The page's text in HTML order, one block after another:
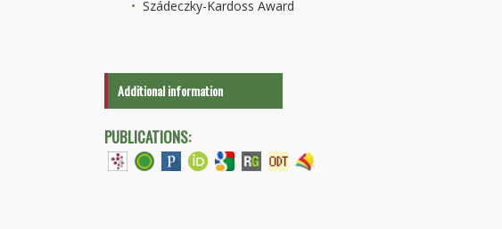
Szádeczky-Kardoss Award
Additional information
PUBLICATIONS: